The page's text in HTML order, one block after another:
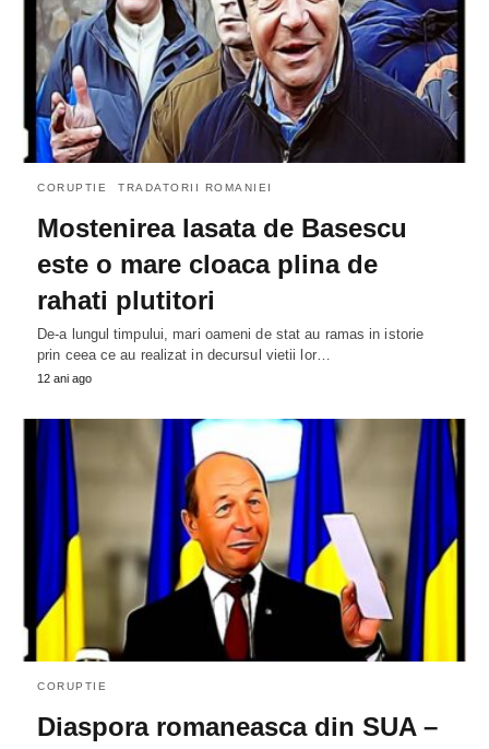
CORUPTIE TRADATORII ROMANIEI
Mostenirea lasata de Basescu
este o mare cloaca plina de
rahati plutitori
De-a lungul timpului, mari oameni de stat au ramas in istorie
prin ceea ce au realizat in decursul vietii lor…
12 ani ago
CORUPTIE
Diaspora romaneasca din SUA –